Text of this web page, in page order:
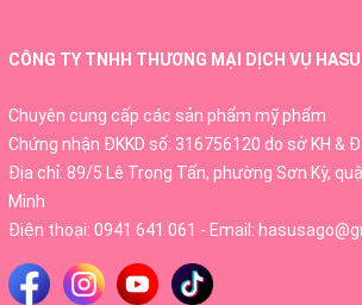
khoáng chất cao, giúp trẻ ăn ngon miệng
– Tác dụng thanh nhiệt giải độc, giúp trẻ
bón, da dẻ hồng hào, ăn khỏe ngủ ngon,
CÔNG TY TNHH THƯƠNG MẠI DỊCH VỤ HASU
Chuyên cung cấp các sản phẩm mỹ phẩm
Chứng nhận ĐKKD số: 316756120 do sở KH &
Địa chỉ: 89/5 Lê Trọng Tấn, phường Sơn Kỳ,
Minh
Điện thoại: 0941 641 061 - Email: